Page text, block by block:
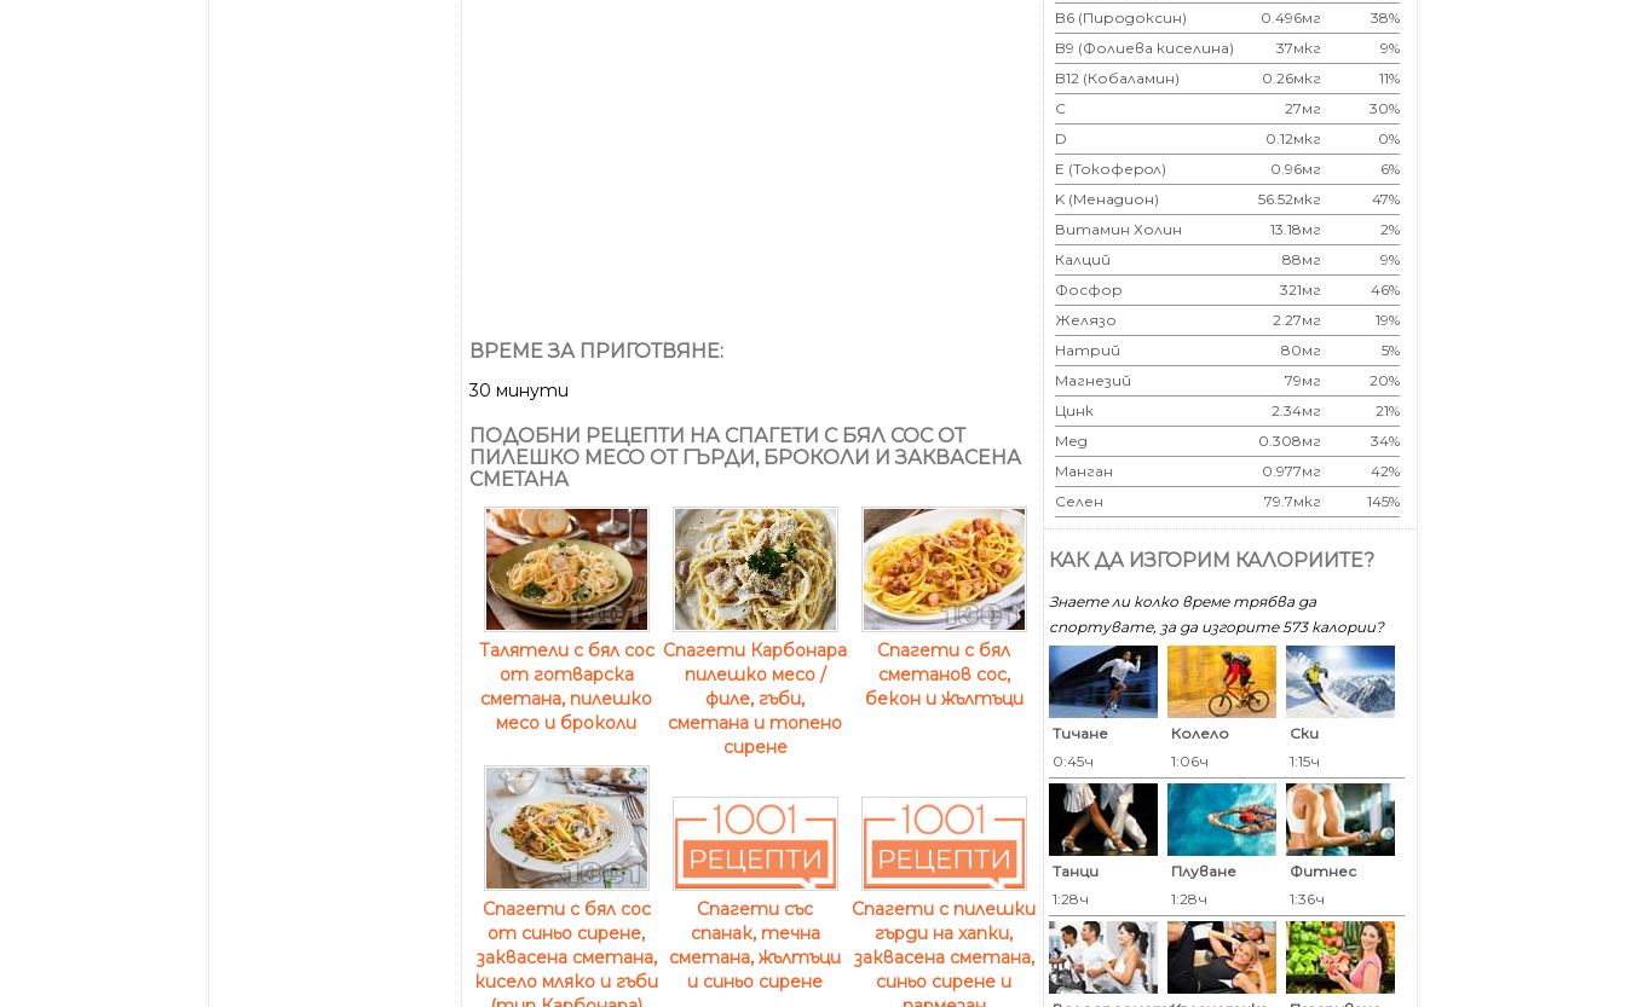
ВРЕМЕ ЗА ПРИГОТВЯНЕ:
30 минути
ПОДОБНИ РЕЦЕПТИ НА СПАГЕТИ С БЯЛ СОС ОТ
ПИЛЕШКО МЕСО ОТ ГЪРДИ, БРОКОЛИ И ЗАКВАСЕНА
СМЕТАНА
Талятели с бял сос
от готварска
сметана, пилешко
месо и броколи
Спагети Карбонара
пилешко месо /
филе, гъби,
сметана и топено
сирене
Спагети с бял
сметанов сос,
бекон и жълтъци
Спагети с бял сос
от синьо сирене,
заквасена сметана,
кисело мляко и гъби
Спагети със
спанак, течна
сметана, жълтъци
и синьо сирене
Спагети с пилешки
гърди на хапки,
заквасена сметана,
синьо сирене и
B6 (Пиродоксин)
0.496мг
38%
B9 (Фолиева киселина)
37мкг
9%
B12 (Кобаламин)
0.26мкг
11%
C
27мг
30%
D
0.12мкг
0%
E (Токоферoл)
0.96мг
6%
K (Менадион)
56.52мкг
47%
Витамин Холин
13.18мг
2%
Калций
88мг
9%
Фосфор
321мг
46%
Желязо
2.27мг
19%
Натрий
80мг
5%
Магнезий
79мг
20%
Цинк
2.34мг
21%
Мед
0.308мг
34%
Манган
0.977мг
42%
Селен
79.7мкг 145%
КАК ДА ИЗГОРИМ КАЛОРИИТЕ?
Знаете ли колко време трябва да
спортувате, за да изгорите 573 калoрии?
Тичане
0:45ч
Колело
1:06ч
Ски
1:15ч
Танци
1:28ч
Плуване
1:28ч
Фитнес
1:36ч